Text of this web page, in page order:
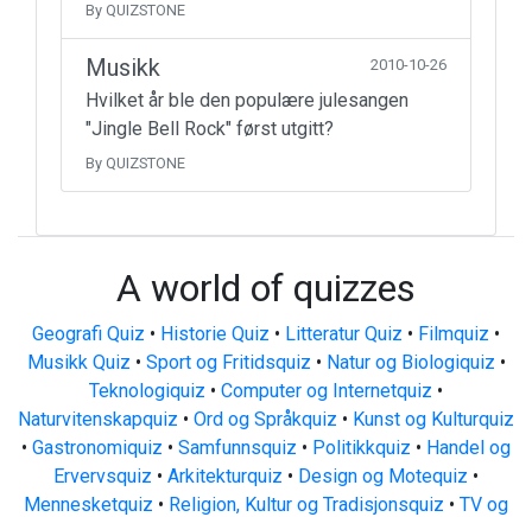
By QUIZSTONE
Musikk 2010-10-26
Hvilket år ble den populære julesangen
"Jingle Bell Rock" først utgitt?
By QUIZSTONE
A world of quizzes
Geografi Quiz • Historie Quiz • Litteratur Quiz • Filmquiz •
Musikk Quiz • Sport og Fritidsquiz • Natur og Biologiquiz •
Teknologiquiz • Computer og Internetquiz •
Naturvitenskapquiz • Ord og Språkquiz • Kunst og Kulturquiz
• Gastronomiquiz • Samfunnsquiz • Politikkquiz • Handel og
Ervervsquiz • Arkitekturquiz • Design og Motequiz •
Mennesketquiz • Religion, Kultur og Tradisjonsquiz • TV og